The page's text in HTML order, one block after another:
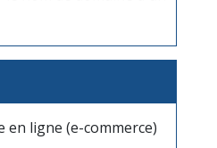
ligne (e-commerce)